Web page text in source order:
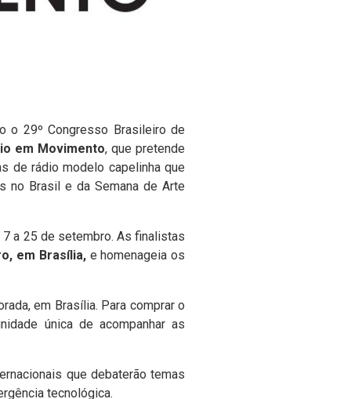
o 29º Congresso Brasileiro de
em Movimento, que pretende
de rádio modelo capelinha que
no Brasil e da Semana de Arte
a 25 de setembro. As finalistas
em Brasília, e homenageia os
em Brasília. Para comprar o
única de acompanhar as
que debaterão temas
tecnológica.